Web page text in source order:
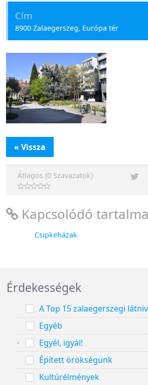
Cím
8900 Zalaegerszeg, Európa tér
« Vissza
Átlagos (0 Szavazatok)
Kapcsolódó
Csipkeházak
Érdekességek
A Top 15 zalaegerszegi
Egyéb
Egyél, igyál!
Épített örökségünk
Kultúrélmények